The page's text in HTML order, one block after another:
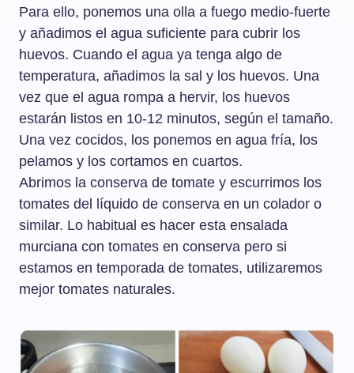
Para ello, ponemos una olla a fuego medio-fuerte
y añadimos el agua suficiente para cubrir los
huevos. Cuando el agua ya tenga algo de
temperatura, añadimos la sal y los huevos. Una
vez que el agua rompa a hervir, los huevos
estarán listos en 10-12 minutos, según el tamaño.
Una vez cocidos, los ponemos en agua fría, los
pelamos y los cortamos en cuartos.
Abrimos la conserva de tomate y escurrimos los
tomates del líquido de conserva en un colador o
similar. Lo habitual es hacer esta ensalada
murciana con tomates en conserva pero si
estamos en temporada de tomates, utilizaremos
mejor tomates naturales.